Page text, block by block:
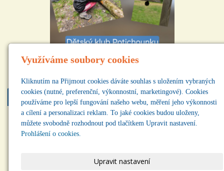
Najdete nás
Využíváme soubory cookies
Kliknutím na Přijmout cookies dáváte souhlas s uložením vybraných
cookies (nutné, preferenční, výkonnostní, marketingové). Cookies
používáme pro lepší fungování našeho webu, měření jeho výkonnosti
a cílení a personalizaci reklam. To jaké cookies budou uloženy,
můžete svobodně rozhodnout pod tlačítkem Upravit nastavení.
Prohlášení o cookies.
Upravit nastavení